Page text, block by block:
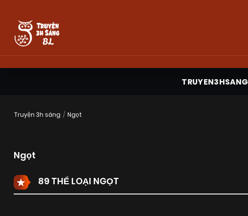
TRUYEN3HSANG
Truyện 3h sáng Ngọt
Ngọt
89 THỂ LOẠI NGỌT